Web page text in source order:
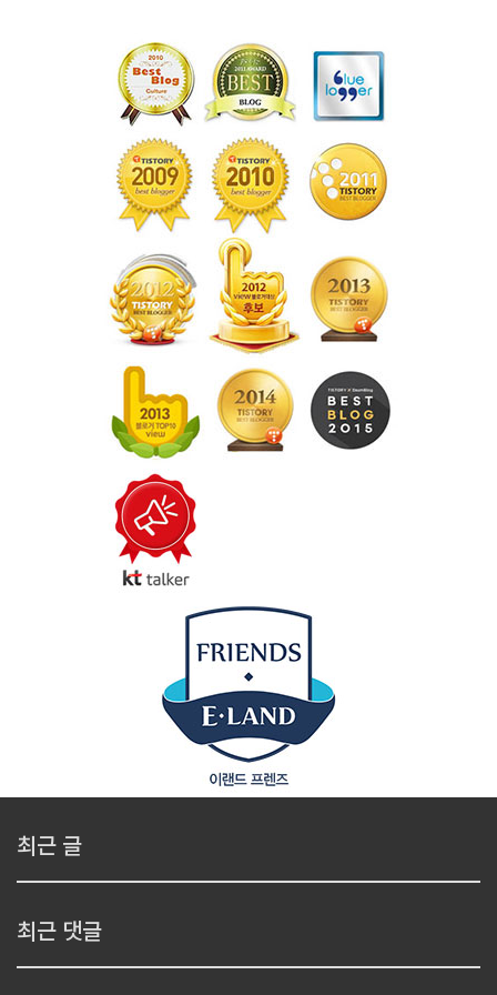
최근 글
최근 댓글